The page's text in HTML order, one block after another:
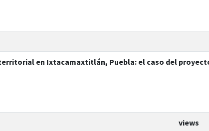
en Ixtacamaxtitlán, Puebla: el caso del
views